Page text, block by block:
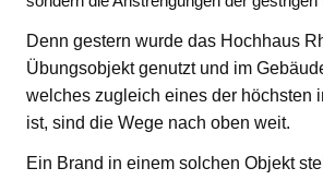
Denn gestern wurde das Hochhaus
Übungsobjekt genutzt und im
welches zugleich eines der höchsten
ist, sind die Wege nach oben weit.
Ein Brand in einem solchen Objekt